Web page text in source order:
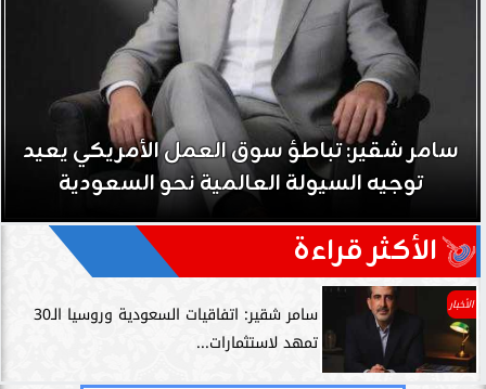
سامر شقير: تباطؤ سوق العمل الأمريكي يعيد
توجيه السيولة العالمية نحو السعودية
الأكثر قراءة
الأخبار
سامر شقير: اتفاقيات السعودية وروسيا الـ30
تمهد لاستثمارات...